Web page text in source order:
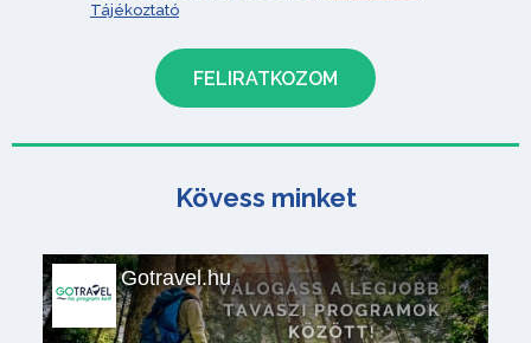
Tájékoztató
Kövess minket
Gotravel.hu